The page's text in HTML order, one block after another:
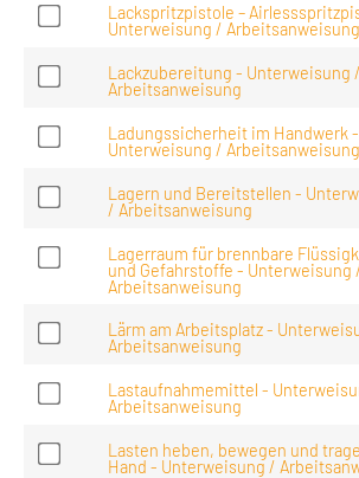
Lackspritzpistole –
Unterweisung / Arbeitsanweisung
Lackzubereitung - Unterweisung /
Arbeitsanweisung
Ladungssicherheit im Handwerk -
Unterweisung / Arbeitsanweisung
Lagern und Bereitstellen -
/ Arbeitsanweisung
Lagerraum für brennbare
und Gefahrstoffe - Unterweisung
Arbeitsanweisung
Lärm am Arbeitsplatz -
Arbeitsanweisung
Lastaufnahmemittel -
Arbeitsanweisung
Lasten heben, bewegen und
Hand - Unterweisung /